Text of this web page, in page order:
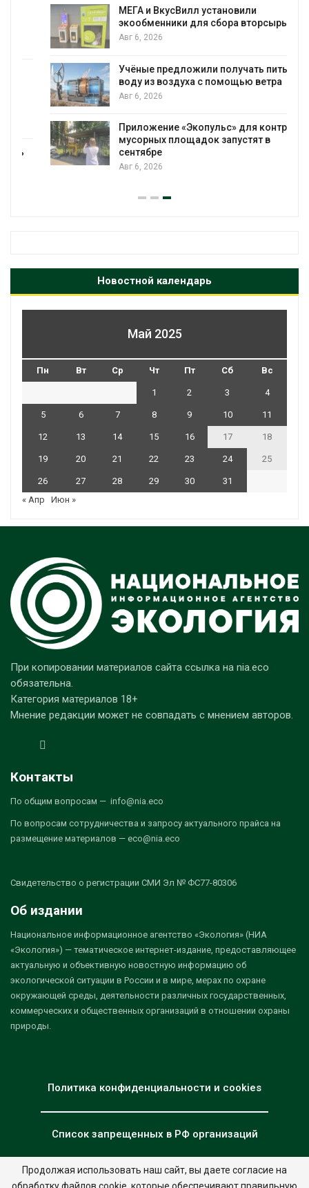
МЕГА и ВкусВилл установили
экообменники для сбора вторсырья
Авг 6, 2026
Учёные предложили получать питьевую
воду из воздуха с помощью ветра
Авг 6, 2026
Приложение «Экопульс» для контроля
мусорных площадок запустят в
сентябре
Авг 6, 2026
Новостной календарь
Май 2025
Пн Вт Ср Чт Пт Сб Вс
1 2 3 4
5 6 7 8 9 10 11
12 13 14 15 16 17 18
19 20 21 22 23 24 25
26 27 28 29 30
31
« Апр
Июн »
При копировании материалов сайта ссылка на nia.eco
обязательна.
Категория материалов 18+
Мнение редакции может не совпадать с мнением авторов.
Контакты
По общим вопросам — info@nia.eco
По вопросам сотрудничества и запросу актуального прайса на
размещение материалов — eco@nia.eco
Свидетельство о регистрации СМИ Эл № ФС77-80306
Об издании
Национальное информационное агентство «Экология» (НИА
«Экология») — тематическое интернет-издание, предоставляющее
актуальную и объективную новостную информацию об
экологической ситуации в России и в мире, мерах по охране
окружающей среды, деятельности различных государственных,
коммерческих и общественных организаций в отношении охраны
природы.
Политика конфиденциальности и cookies
Список запрещенных в РФ организаций
Продолжая использовать наш сайт, вы даете согласие на